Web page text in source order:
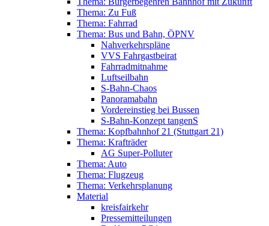
Thema: Zu Fuß
Thema: Fahrrad
Thema: Bus und Bahn, ÖPNV
Nahverkehrspläne
VVS Fahrgastbeirat
Fahrradmitnahme
Luftseilbahn
S-Bahn-Chaos
Panoramabahn
Vordereinstieg bei Bussen
S-Bahn-Konzept tangenS
Thema: Kopfbahnhof 21 (Stuttgart 21)
Thema: Krafträder
AG Super-Polluter
Thema: Auto
Thema: Flugzeug
Thema: Verkehrsplanung
Material
kreisfairkehr
Pressemitteilungen